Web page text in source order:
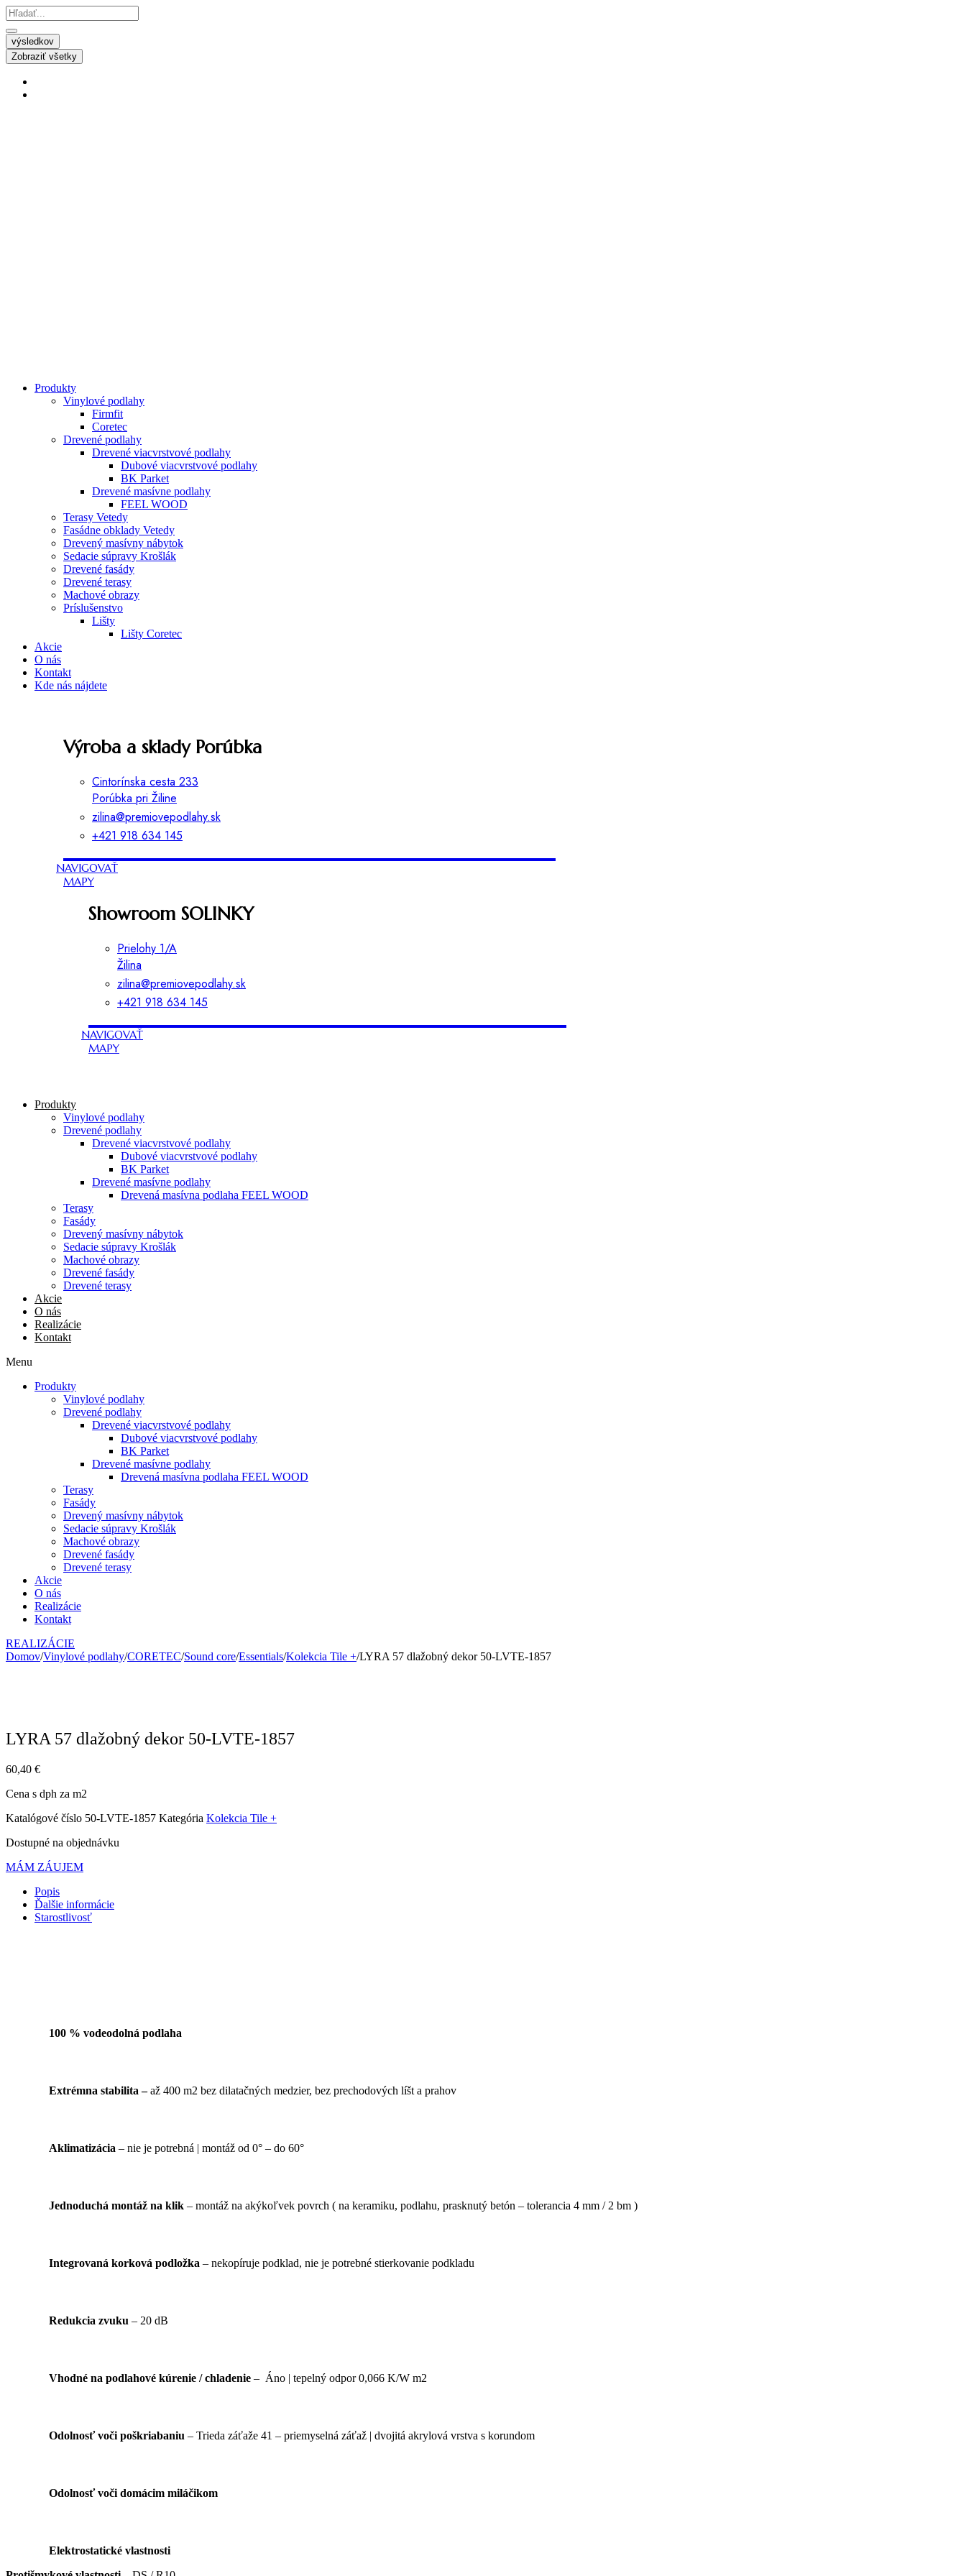
výsledkov
Zobraziť všetky
Produkty
Vinylové podlahy
Firmfit
Coretec
Drevené podlahy
Drevené viacvrstvové podlahy
Dubové viacvrstvové podlahy
BK Parket
Drevené masívne podlahy
FEEL WOOD
Terasy Vetedy
Fasádne obklady Vetedy
Drevený masívny nábytok
Sedacie súpravy Krošlák
Drevené fasády
Drevené terasy
Machové obrazy
Príslušenstvo
Lišty
Lišty Coretec
Akcie
O nás
Kontakt
Kde nás nájdete
Výroba a sklady Porúbka
Cintorínska cesta 233
Porúbka pri Žiline
zilina@premiovepodlahy.sk
+421 918 634 145
NAVIGOVAŤ
MAPY
Showroom SOLINKY
Prielohy 1/A
Žilina
zilina@premiovepodlahy.sk
+421 918 634 145
NAVIGOVAŤ
MAPY
Produkty
Vinylové podlahy
Drevené podlahy
Drevené viacvrstvové podlahy
Dubové viacvrstvové podlahy
BK Parket
Drevené masívne podlahy
Drevená masívna podlaha FEEL WOOD
Terasy
Fasády
Drevený masívny nábytok
Sedacie súpravy Krošlák
Machové obrazy
Drevené fasády
Drevené terasy
Akcie
O nás
Realizácie
Kontakt
Menu
Produkty
Vinylové podlahy
Drevené podlahy
Drevené viacvrstvové podlahy
Dubové viacvrstvové podlahy
BK Parket
Drevené masívne podlahy
Drevená masívna podlaha FEEL WOOD
Terasy
Fasády
Drevený masívny nábytok
Sedacie súpravy Krošlák
Machové obrazy
Drevené fasády
Drevené terasy
Akcie
O nás
Realizácie
Kontakt
REALIZÁCIE
Domov/Vinylové podlahy/CORETEC/Sound core/Essentials/Kolekcia Tile +/LYRA 57 dlažobný dekor 50-LVTE-1857
LYRA 57 dlažobný dekor 50-LVTE-1857
60,40 €
Cena s dph za m2
Katalógové číslo 50-LVTE-1857 Kategória Kolekcia Tile +
Dostupné na objednávku
MÁM ZÁUJEM
Popis
Ďalšie informácie
Starostlivosť
100 % vodeodolná podlaha
Extrémna stabilita –až 400 m2 bez dilatačných medzier, bez prechodových líšt a prahov
Aklimatizácia – nie je potrebná | montáž od 0° – do 60°
Jednoduchá montáž na klik – montáž na akýkoľvek povrch ( na keramiku, podlahu, prasknutý betón – tolerancia 4 mm / 2 bm )
Integrovaná korková podložka – nekopíruje podklad, nie je potrebné stierkovanie podkladu
Redukcia zvuku – 20 dB
Vhodné na podlahové kúrenie / chladenie – Áno | tepelný odpor 0,066 K/W m2
Odolnosť voči poškriabaniu – Trieda záťaže 41 – priemyselná záťaž | dvojitá akrylová vrstva s korundom
Odolnosť voči domácim miláčikom
Elektrostatické vlastnosti